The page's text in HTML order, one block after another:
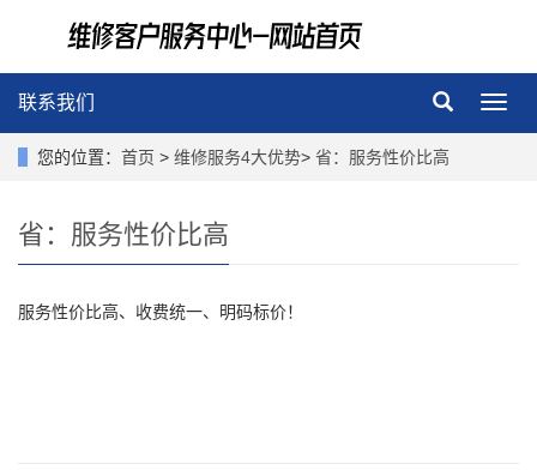
导
联系我们
您的位置： 首页 > 维修服务4大优势> 省：服务性价比高
省：服务性价比高
服务性价比高、收费统一、明码标价！